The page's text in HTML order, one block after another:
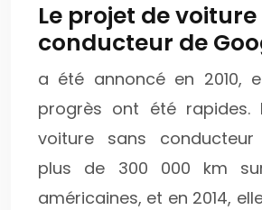
Le projet de
conducteur de
a été annoncé en 2010,
progrès ont été rapides.
voiture sans
plus de 300 000 km
américaines, et en 2014,